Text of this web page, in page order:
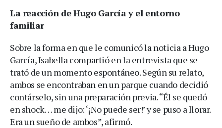
La reacción de Hugo García y el entorno
familiar
Sobre la forma en que le comunicó la noticia a Hugo
García, Isabella compartió en la entrevista que se
trató de un momento espontáneo. Según su relato,
ambos se encontraban en un parque cuando decidió
contárselo, sin una preparación previa. “Él se quedó
en shock… me dijo: ‘¡No puede ser!’ y se puso a llorar.
Era un sueño de ambos”, afirmó.